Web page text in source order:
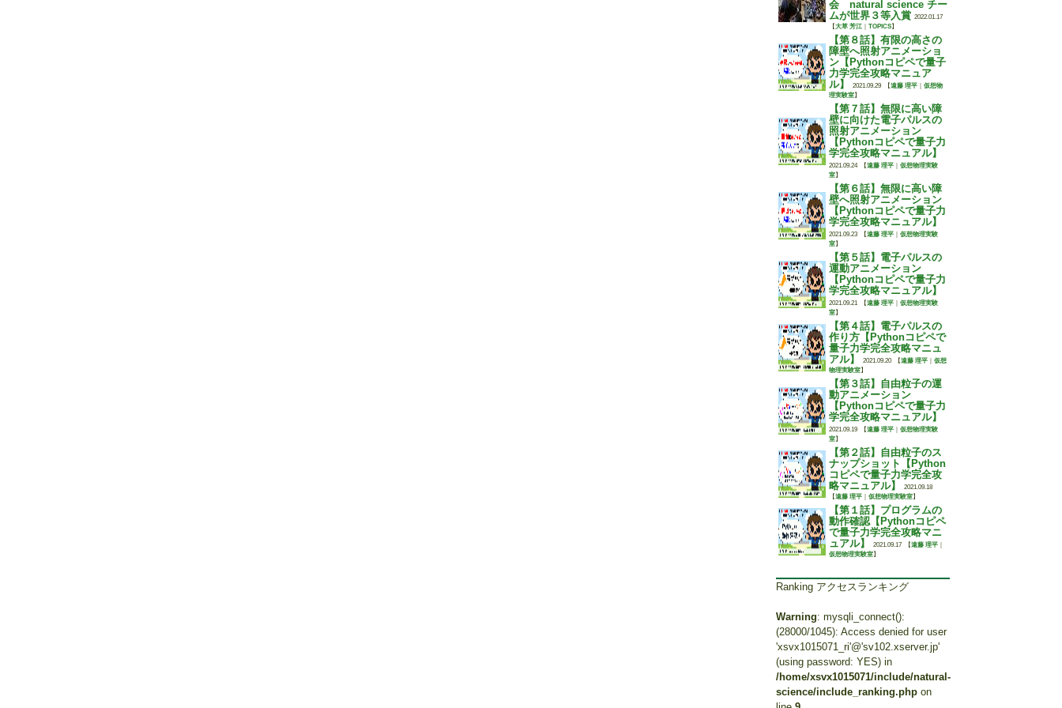
会 natural science チー
ムが世界３等入賞 2022.01.17
【大草 芳江 TOPICS】
【第８話】有限の高さの
障壁へ照射アニメーショ
ン【Pythonコピペで量子
力学完全攻略マニュア
ル】
2021.09.29 【遠藤 理平
仮想物
理実験室】
【第７話】無限に高い障
壁に向けた電子パルスの
照射アニメーション
【Pythonコピペで量子力
学完全攻略マニュアル】
2021.09.24 【遠藤 理平
仮想物理実験
室】
【第６話】無限に高い障
壁へ照射アニメーション
【Pythonコピペで量子力
学完全攻略マニュアル】
2021.09.23 【遠藤 理平
仮想物理実験
室】
【第５話】電子パルスの
運動アニメーション
【Pythonコピペで量子力
学完全攻略マニュアル】
2021.09.21 【遠藤 理平
仮想物理実験
室】
【第４話】電子パルスの
作り方【Pythonコピペで
量子力学完全攻略マニュ
アル】
2021.09.20 【遠藤 理平
仮想
物理実験室】
【第３話】自由粒子の運
動アニメーション
【Pythonコピペで量子力
学完全攻略マニュアル】
2021.09.19 【遠藤 理平
仮想物理実験
室】
【第２話】自由粒子のス
ナップショット【Python
コピペで量子力学完全攻
略マニュアル】
2021.09.18
【遠藤 理平 仮想物理実験室】
【第１話】プログラムの
動作確認【Pythonコピペ
で量子力学完全攻略マニ
ュアル】
2021.09.17 【遠藤 理平
仮想物理実験室】
Ranking アクセスランキング
Warning: mysqli_connect():
(28000/1045): Access denied for user
'xsvx1015071_ri'@'sv102.xserver.jp'
(using password: YES) in
/home/xsvx1015071/include/natural-
science/include_ranking.php on